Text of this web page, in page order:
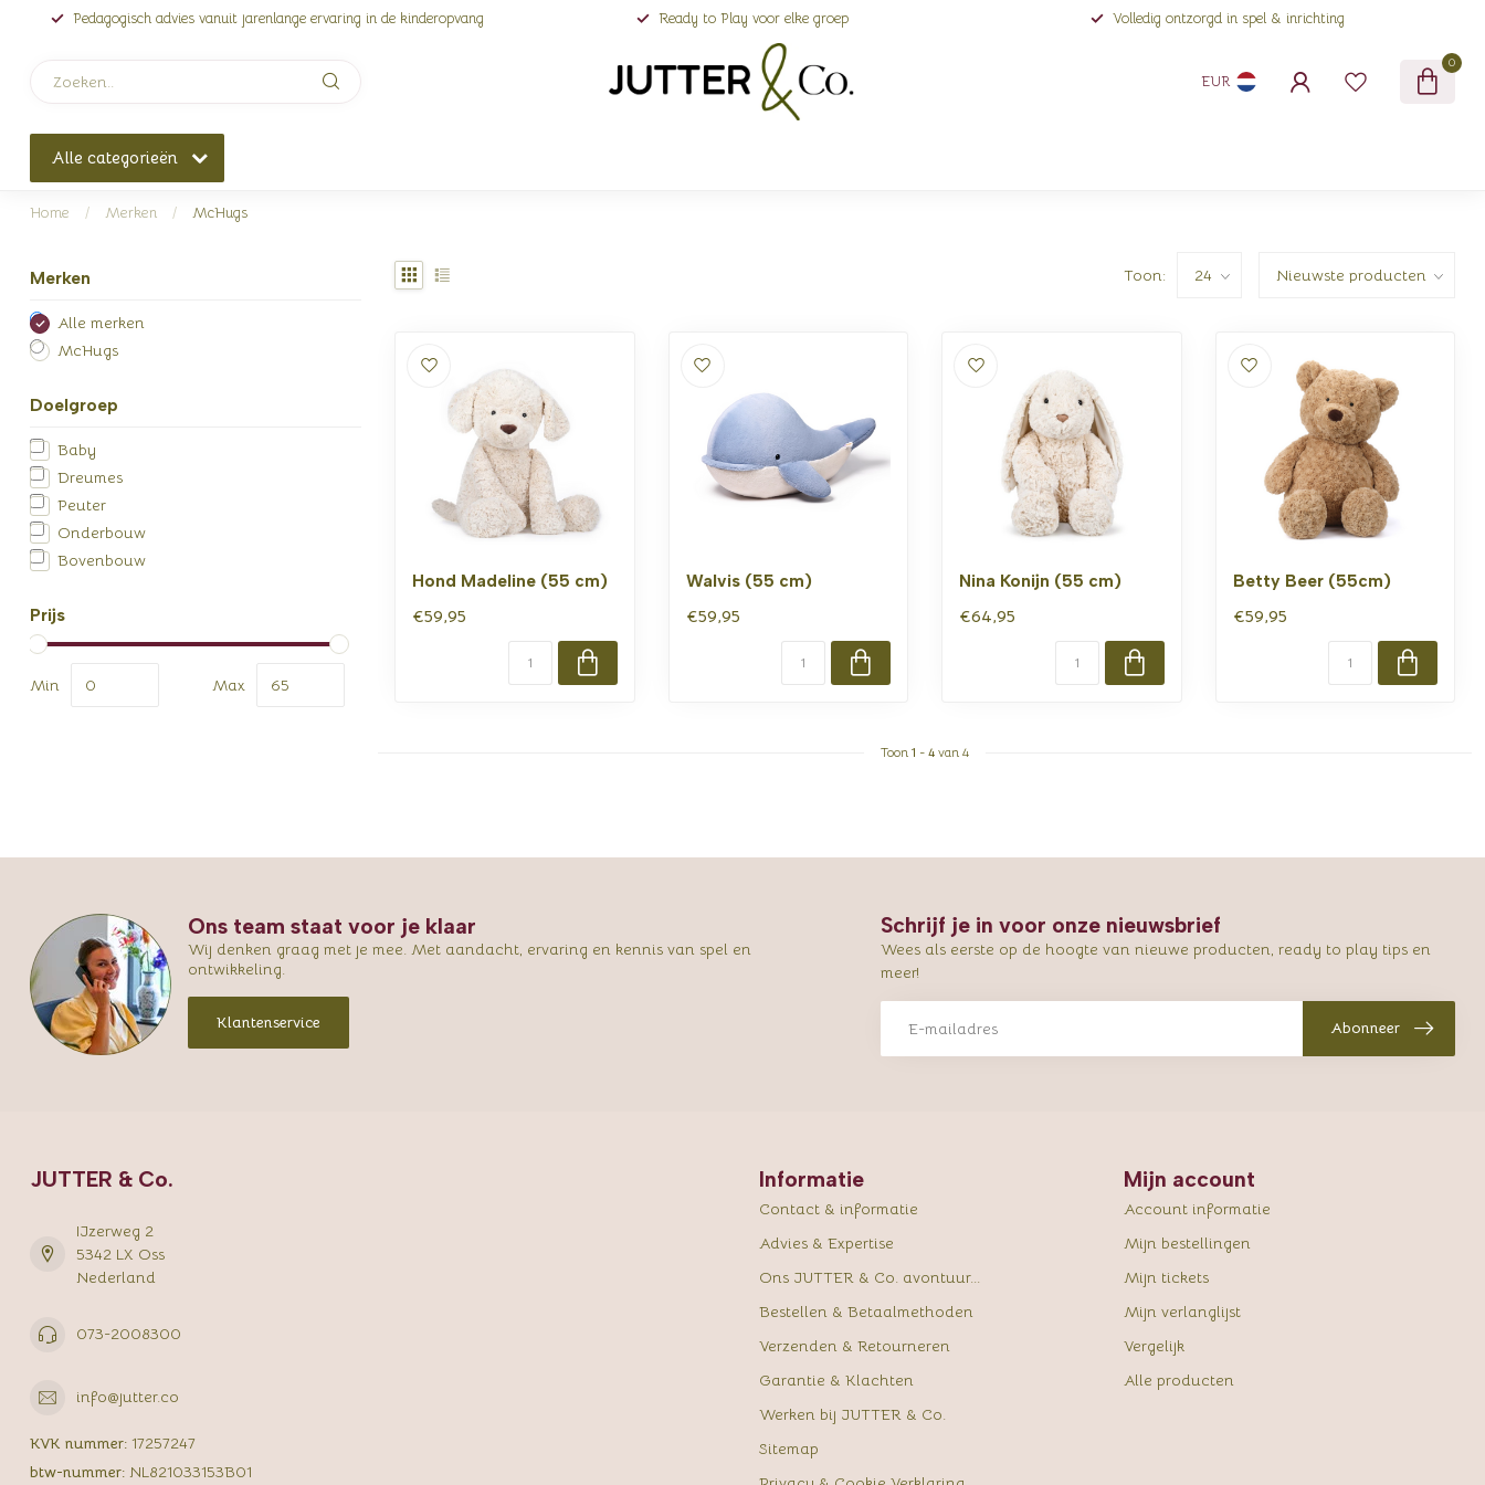
Pedagogisch advies vanuit jarenlange ervaring in de kinderopvang Ready to Play voor elke groep Volledig ontzorgd in spel & inrichting
EUR
0
Alle categorieën
Home / Merken / McHugs
Merken
Alle merken
McHugs
Doelgroep
Baby
Dreumes
Peuter
Onderbouw
Bovenbouw
Prijs
Min Max
Toon:
Hond Madeline (55 cm)
€59,95
Walvis (55 cm)
€59,95
Nina Konijn (55 cm)
€64,95
Betty Beer (55cm)
€59,95
Toon 1 - 4 van 4
Ons team staat voor je klaar
Wij denken graag met je mee. Met aandacht, ervaring en kennis van spel en
ontwikkeling.
Klantenservice
Schrijf je in voor onze nieuwsbrief
Wees als eerste op de hoogte van nieuwe producten, ready to play tips en
meer!
Abonneer
JUTTER & Co.
IJzerweg 2
5342 LX Oss
Nederland
073-2008300
info@jutter.co
KVK nummer: 17257247
btw-nummer: NL821033153B01
Informatie
Contact & informatie
Advies & Expertise
Ons JUTTER & Co. avontuur...
Bestellen & Betaalmethoden
Verzenden & Retourneren
Garantie & Klachten
Werken bij JUTTER & Co.
Sitemap
Mijn account
Account informatie
Mijn bestellingen
Mijn tickets
Mijn verlanglijst
Vergelijk
Alle producten